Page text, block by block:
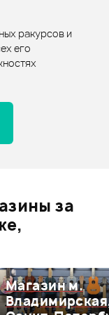
ракурсов и
его
за
Магазин м.